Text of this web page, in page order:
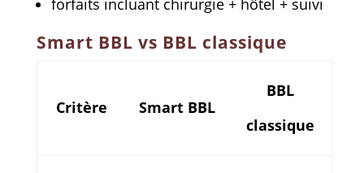
Smart BBL vs BBL classique
Critère Smart BBL
BBL
classique